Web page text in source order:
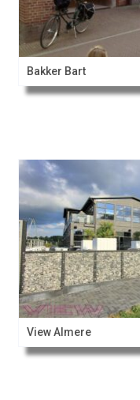
Bakker Bart
View Almere